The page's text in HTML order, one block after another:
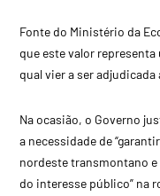
Fonte do Ministério da
que este valor
qual vier a ser adjudicada
Na ocasião, o Governo
a necessidade de
nordeste transmontano e
do interesse público” na